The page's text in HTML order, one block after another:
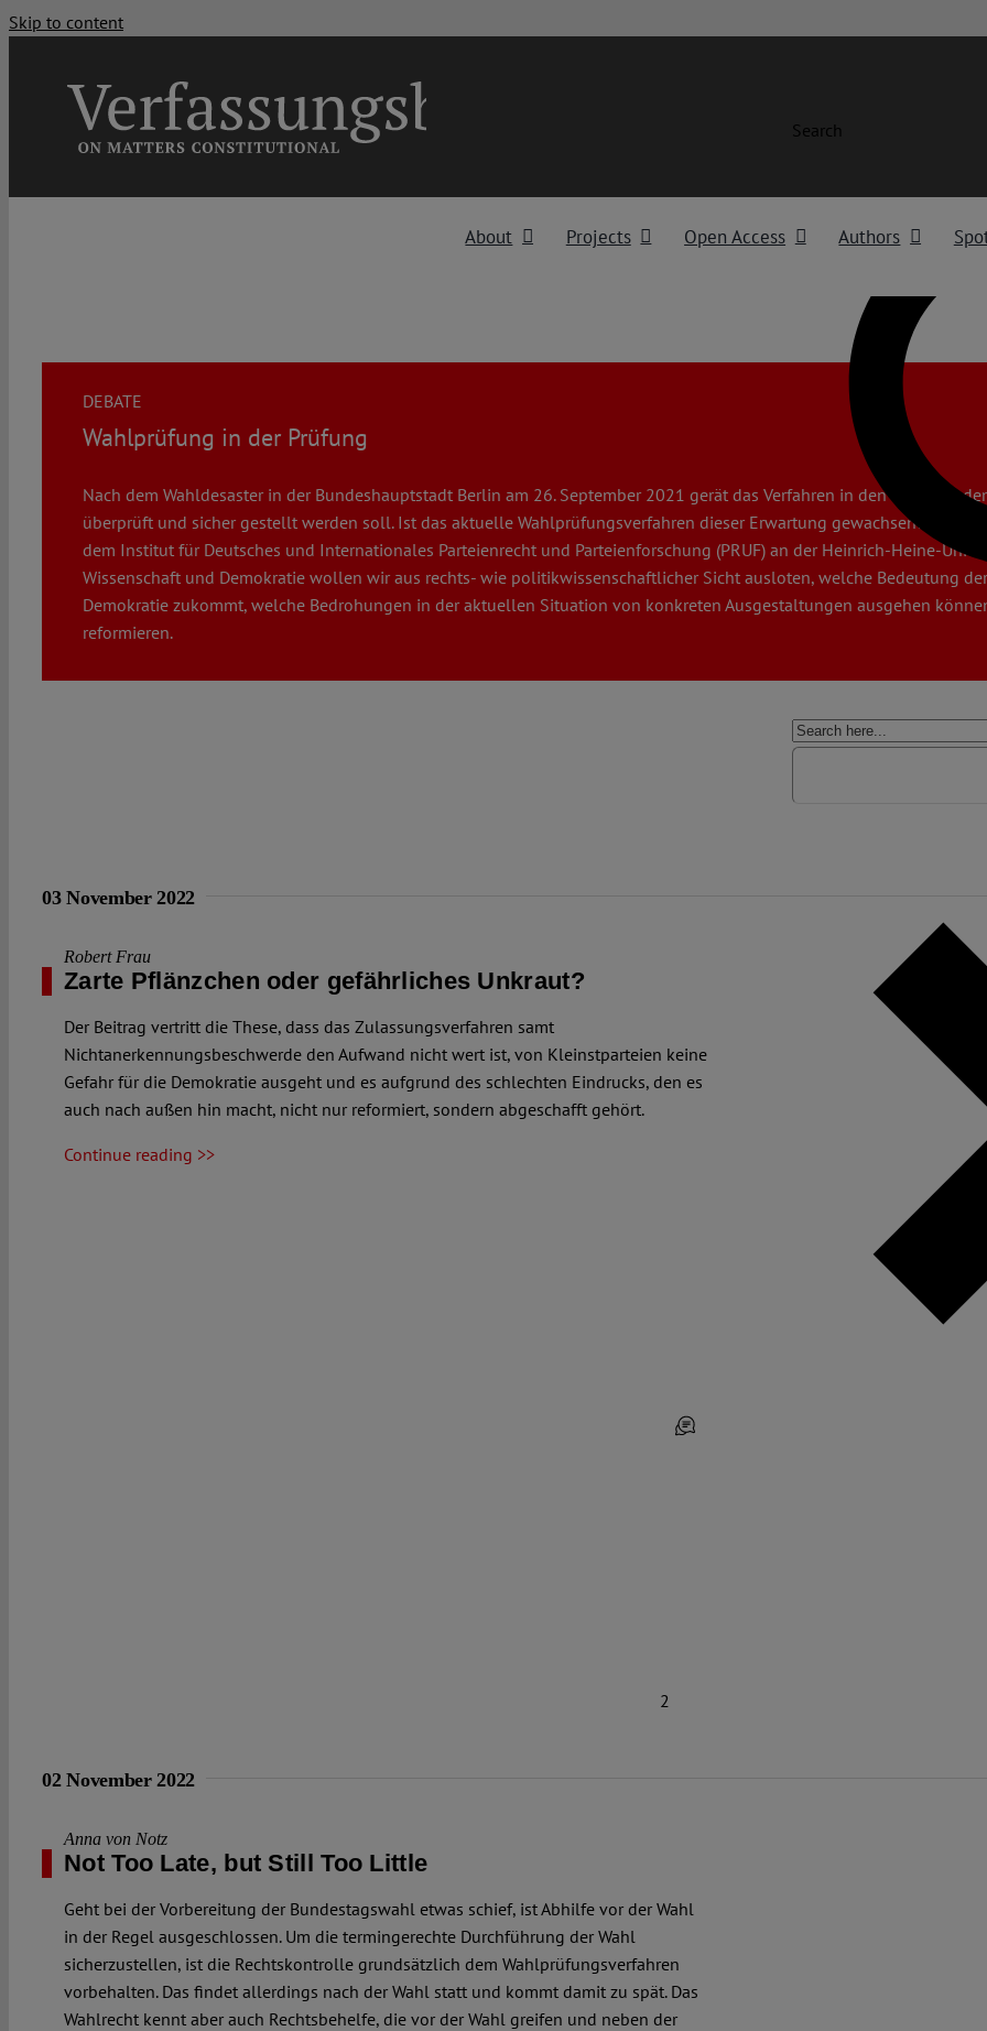
Skip to content
Search
About Projects Open Access Authors
DEBATE
Wahlprüfung in der Prüfung
Nach dem Wahldesaster in der Bundeshauptstadt Berlin am 26. September 2021 gerät das Verfahren in den Fokus, in
überprüft und sicher gestellt werden soll. Ist das aktuelle Wahlprüfungsverfahren dieser Erwartung gewachsen? In
dem Institut für Deutsches und Internationales Parteienrecht und Parteienforschung (PRUF) an der Heinrich-Heine-
Wissenschaft und Demokratie wollen wir aus rechts- wie politikwissenschaftlicher Sicht ausloten, welche Bedeutung
Demokratie zukommt, welche Bedrohungen in der aktuellen Situation von konkreten Ausgestaltungen ausgehen
reformieren.
03 November 2022
Robert Frau
Zarte Pflänzchen oder gefährliches Unkraut?
Der Beitrag vertritt die These, dass das Zulassungsverfahren samt
Nichtanerkennungsbeschwerde den Aufwand nicht wert ist, von Kleinstparteien keine
Gefahr für die Demokratie ausgeht und es aufgrund des schlechten Eindrucks, den es
auch nach außen hin macht, nicht nur reformiert, sondern abgeschafft gehört.
Continue reading >>
2
02 November 2022
Anna von Notz
Not Too Late, but Still Too Little
Geht bei der Vorbereitung der Bundestagswahl etwas schief, ist Abhilfe vor der Wahl
in der Regel ausgeschlossen. Um die termingerechte Durchführung der Wahl
sicherzustellen, ist die Rechtskontrolle grundsätzlich dem Wahlprüfungsverfahren
vorbehalten. Das findet allerdings nach der Wahl statt und kommt damit zu spät. Das
Wahlrecht kennt aber auch Rechtsbehelfe, die vor der Wahl greifen und neben der